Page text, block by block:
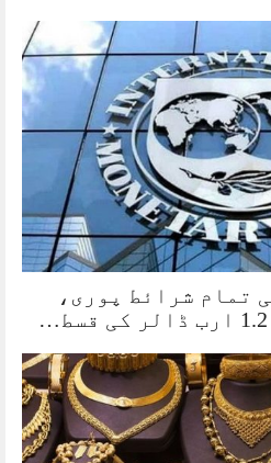
تمام شرائط پوری،